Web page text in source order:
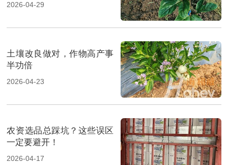
2026-04-29
土壤改良做对，作物高产事
半功倍
2026-04-23
农资选品总踩坑？这些误区
一定要避开！
2026-04-17